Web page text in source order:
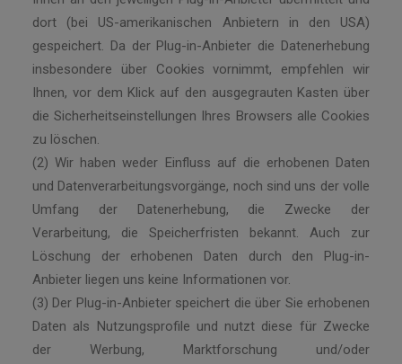
dort (bei US-amerikanischen Anbietern in den USA)
gespeichert. Da der Plug-in-Anbieter die Datenerhebung
insbesondere über Cookies vornimmt, empfehlen wir
Ihnen, vor dem Klick auf den ausgegrauten Kasten über
die Sicherheitseinstellungen Ihres Browsers alle Cookies
zu löschen.
(2) Wir haben weder Einfluss auf die erhobenen Daten
und Datenverarbeitungsvorgänge, noch sind uns der volle
Umfang der Datenerhebung, die Zwecke der
Verarbeitung, die Speicherfristen bekannt. Auch zur
Löschung der erhobenen Daten durch den Plug-in-
Anbieter liegen uns keine Informationen vor.
(3) Der Plug-in-Anbieter speichert die über Sie erhobenen
Daten als Nutzungsprofile und nutzt diese für Zwecke
der Werbung, Marktforschung und/oder